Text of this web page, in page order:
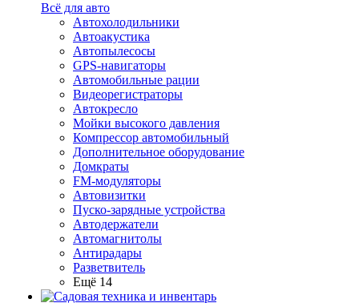
Всё для авто
Автохолодильники
Автоакустика
Автопылесосы
GPS-навигаторы
Автомобильные рации
Видеорегистраторы
Автокресло
Мойки высокого давления
Компрессор автомобильный
Дополнительное оборудование
Домкраты
FM-модуляторы
Автовизитки
Пуско-зарядные устройства
Автодержатели
Автомагнитолы
Антирадары
Разветвитель
Ещё 14